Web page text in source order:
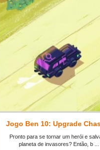
Jogo Ben 10: Upgrade
Pronto para se tornar um herói e
planeta de invasores? Então, b ...